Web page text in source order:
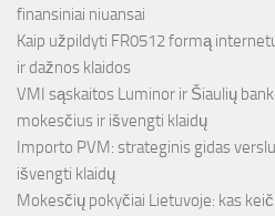
finansiniai niuansai
Kaip užpildyti FR0512 formą
ir dažnos klaidos
VMI sąskaitos Luminor ir Šiaulių
mokesčius ir išvengti klaidų
Importo PVM: strateginis gidas
išvengti klaidų
Mokesčių pokyčiai Lietuvoje: kas